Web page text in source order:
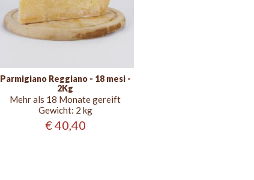
Parmigiano Reggiano - 18 mesi -
2Kg
Mehr als 18 Monate gereift
Gewicht: 2 kg
€ 40,40